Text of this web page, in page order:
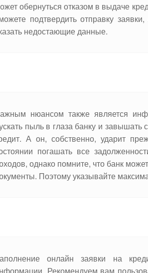
обернуться отказом в выдаче
подтвердить отправку
недостающие данные.
нюансом также является
пыль в глаза банку и завышать
А он, собственно, ударит
погашать все
однако помните, что банк
Поэтому указывайте
онлайн заявки на